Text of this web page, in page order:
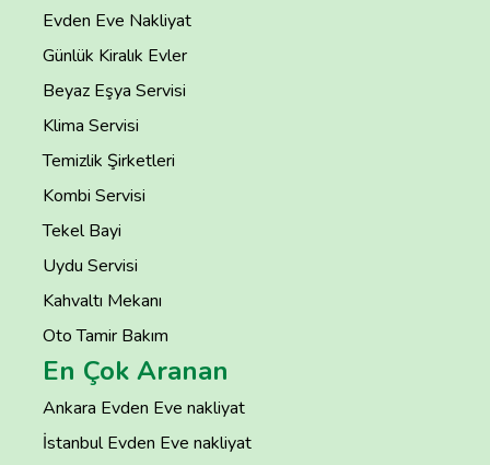
Evden Eve Nakliyat
Günlük Kiralık Evler
Beyaz Eşya Servisi
Klima Servisi
Temizlik Şirketleri
Kombi Servisi
Tekel Bayi
Uydu Servisi
Kahvaltı Mekanı
Oto Tamir Bakım
En Çok Aranan
Ankara Evden Eve nakliyat
İstanbul Evden Eve nakliyat